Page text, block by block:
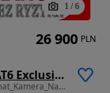
1 / 6
Citroën C4 Picasso BlueHDi 150 EAT6 Exclusive
1997 cm3 • 150 KM • 2017r._2,0D_150KM_Automat_Kamera_Nawi_GWARANCJA_12M
26 900 PLN